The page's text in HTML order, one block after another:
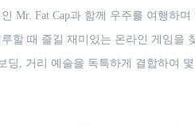
Mr. Fat Cap과 함께 우주를 여행하
할 때 즐길 재미있는 온라인 게임
, 거리 예술을 독특하게 결합하여